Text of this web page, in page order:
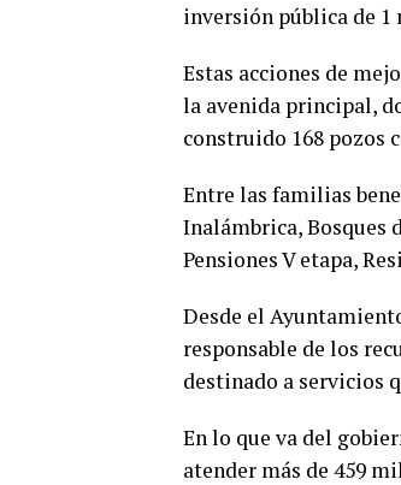
inversión pública de 1
Estas acciones de
la avenida principal,
construido 168 pozos
Entre las familias
Inalámbrica, Bosques
Pensiones V etapa,
Desde el
responsable de los
destinado a servicios
En lo que va del
atender más de 459